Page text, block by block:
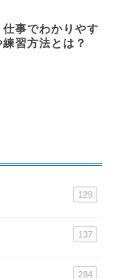
事でわかりやす
習方法とは？
129
137
284